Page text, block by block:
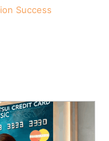
Success